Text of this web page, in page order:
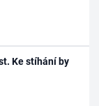
Ke stíhání by